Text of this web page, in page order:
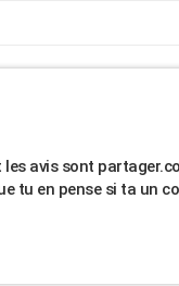
avis sont
tu en pense si ta un